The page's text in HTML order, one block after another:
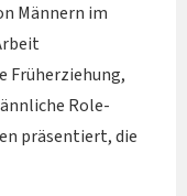
Männern im
Früherziehung,
Role-
präsentiert, die